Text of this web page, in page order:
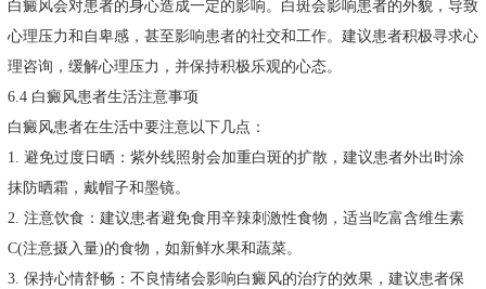
白癜风会对患者的身心造成一定的影响。白斑会影响患者的外貌，导致
心理压力和自卑感，甚至影响患者的社交和工作。建议患者积极寻求心
理咨询，缓解心理压力，并保持积极乐观的心态。
6.4 白癜风患者生活注意事项
白癜风患者在生活中要注意以下几点：
1. 避免过度日晒：紫外线照射会加重白斑的扩散，建议患者外出时涂
抹防晒霜，戴帽子和墨镜。
2. 注意饮食：建议患者避免食用辛辣刺激性食物，适当吃富含维生素
C(注意摄入量)的食物，如新鲜水果和蔬菜。
3. 保持心情舒畅：不良情绪会影响白癜风的治疗的效果，建议患者保